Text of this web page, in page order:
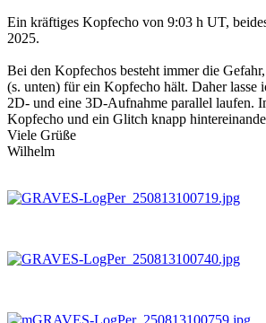
Ein kräftiges Kopfecho von 9:03 h UT,
2025.
Bei den Kopfechos besteht immer die
(s. unten) für ein Kopfecho hält. Daher lasse
2D- und eine 3D-Aufnahme parallel laufen.
Kopfecho und ein Glitch knapp
Viele Grüße
Wilhelm